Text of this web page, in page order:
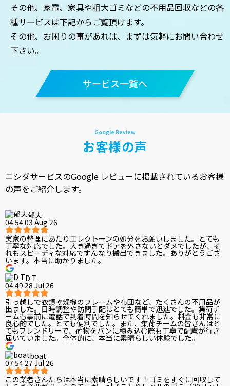
その他、家電、家具や粗大ゴミなどの不用品回収などの各
種サービスは下記からご覧頂けます。
その他、お困りの事があれば、まずは気軽にお問い合わせ
下さい。
サービス一覧へ
お客様の声
ニシダサービスのGoogle レビューに掲載されているお客様
の声をご紹介します。
郁夫
04:54 03 Aug 26
実家の整理にあたりエレクトーンの処分をお願いしました。とても
丁寧な対応でした。大き過ぎてドアを外さないとダメでしたが、そ
れもスピーディな対応ですんなり搬出できました。ありがとうござ
います。本当に助かりました。
D T
04:49 28 Jul 26
引っ越しで衣類乾燥機のフレームや布団など、たくさんの不用品が
出ました。日時調整や訪問手配はとても簡単で迅速でした。集荷チ
ームも事前に電話で到着時間を知らせてくれました。料金も非常に
良心的でした。とても便利でした。また、集荷チームの皆さんはと
てもフレンドリーで、荷物をバンに積み込む際も丁寧で配慮が行き
届いていました。全体的に、本当に素晴らしい体験でした。
boat
07:54 27 Jul 26
この業者さんたちは本当に素晴らしいです！ゴミをすぐに回収して